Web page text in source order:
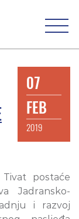
07
FEB
2019
postaće
Jadransko-
i razvoj